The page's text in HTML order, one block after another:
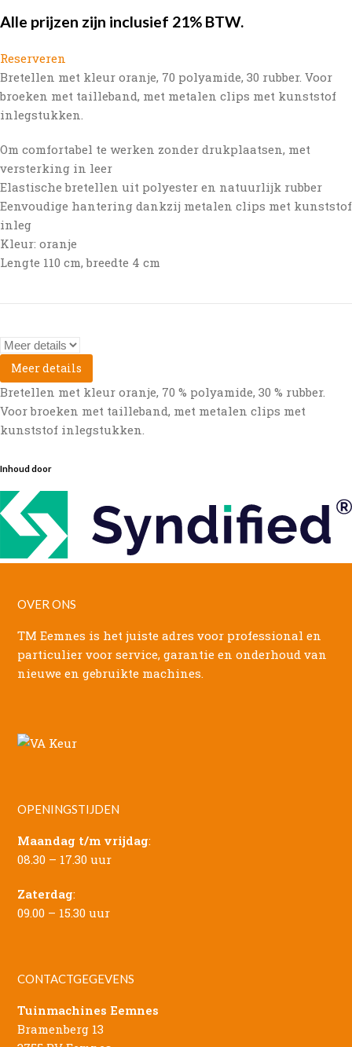
Alle prijzen zijn inclusief 21% BTW.
Reserveren
Bretellen met kleur oranje, 70 polyamide, 30 rubber. Voor
broeken met tailleband, met metalen clips met kunststof
inlegstukken.
Om comfortabel te werken zonder drukplaatsen, met
versterking in leer
Elastische bretellen uit polyester en natuurlijk rubber
Eenvoudige hantering dankzij metalen clips met kunststof
inleg
Kleur: oranje
Lengte 110 cm, breedte 4 cm
Meer details
Bretellen met kleur oranje, 70 % polyamide, 30 % rubber.
Voor broeken met tailleband, met metalen clips met
kunststof inlegstukken.
Inhoud door
OVER ONS
TM Eemnes is het juiste adres voor professional en
particulier voor service, garantie en onderhoud van
nieuwe en gebruikte machines.
OPENINGSTIJDEN
Maandag t/m vrijdag:
08.30 – 17.30 uur
Zaterdag:
09.00 – 15.30 uur
CONTACTGEGEVENS
Tuinmachines Eemnes
Bramenberg 13